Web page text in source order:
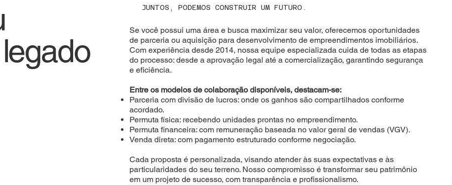
JUNTOS, PODEMOS CONSTRUIR UM FUTURO.
Se você possui uma área e busca maximizar seu valor, oferecemos oportunidades
de parceria ou aquisição para desenvolvimento de empreendimentos imobiliários.
Com experiência desde 2014, nossa equipe especializada cuida de todas as etapas
do processo: desde a aprovação legal até a comercialização, garantindo segurança
e eficiência.
Entre os modelos de colaboração disponíveis, destacam-se:
Parceria com divisão de lucros: onde os ganhos são compartilhados conforme
acordado.
Permuta física: recebendo unidades prontas no empreendimento.
Permuta financeira: com remuneração baseada no valor geral de vendas (VGV).
Venda direta: com pagamento estruturado conforme negociação.
Cada proposta é personalizada, visando atender às suas expectativas e às
particularidades do seu terreno. Nosso compromisso é transformar seu patrimônio
em um projeto de sucesso, com transparência e profissionalismo.